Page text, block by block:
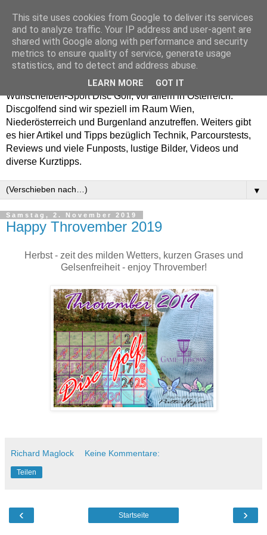
Enjoy Disc Golf and let
your Putterfly
Auf putterfly.at dreht sich alles um den Frisbee- bzw.
Wurfscheiben-Sport Disc Golf, vor allem in Österreich.
Discgolfend sind wir speziell im Raum Wien,
Niederösterreich und Burgenland anzutreffen. Weiters gibt
es hier Artikel und Tipps bezüglich Technik, Parcourstests,
Reviews und viele Funposts, lustige Bilder, Videos und
diverse Kurztipps.
▼
Samstag, 2. November 2019
Happy Throvember 2019
Herbst - zeit des milden Wetters, kurzen Grases und
Gelsenfreiheit - enjoy Throvember!
Richard Maglock Keine Kommentare:
Teilen
‹ ›
Startseite
This site uses cookies from Google to deliver its services
and to analyze traffic. Your IP address and user-agent are
shared with Google along with performance and security
metrics to ensure quality of service, generate usage
statistics, and to detect and address abuse.
LEARN MORE GOT IT